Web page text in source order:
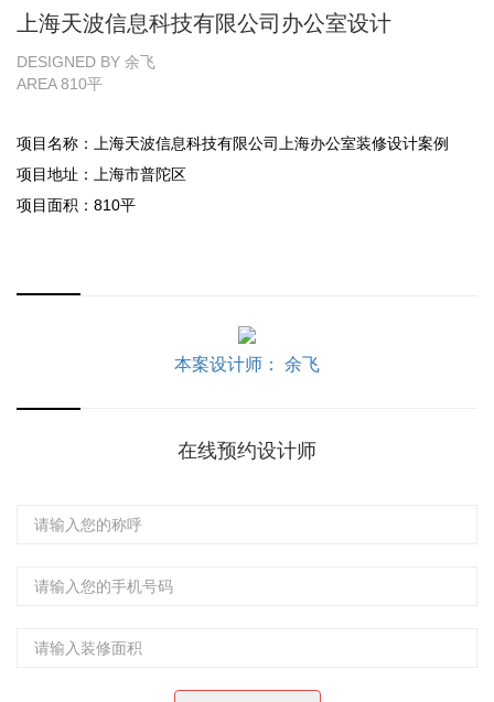
上海天波信息科技有限公司办公室设计
DESIGNED BY 余飞
AREA 810平
项目名称：上海天波信息科技有限公司 上海办公室装修设计案例
项目地址：上海市普陀区
项目面积：810平
本案设计师： 余飞
在线预约设计师